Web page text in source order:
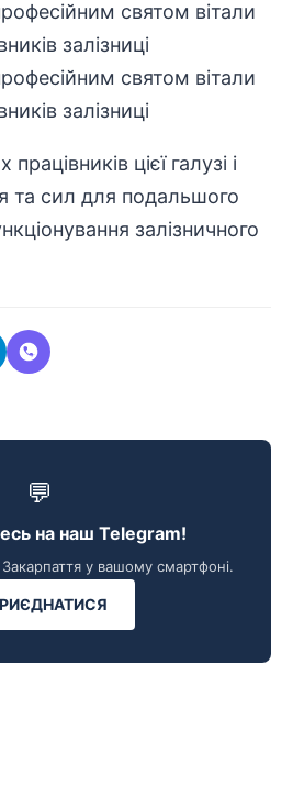
цієї галузі і
та сил для подальшого
залізничного
💬
на наш Telegram!
у вашому смартфоні.